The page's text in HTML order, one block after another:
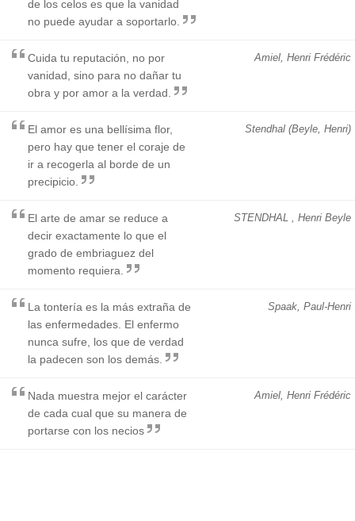
de los celos es que la vanidad
no puede ayudar a soportarlo.
Amiel, Henri Frédéric
Cuida tu reputación, no por
vanidad, sino para no dañar tu
obra y por amor a la verdad.
Stendhal (Beyle, Henri)
El amor es una bellísima flor,
pero hay que tener el coraje de
ir a recogerla al borde de un
precipicio.
STENDHAL , Henri Beyle
El arte de amar se reduce a
decir exactamente lo que el
grado de embriaguez del
momento requiera.
Spaak, Paul-Henri
La tontería es la más extraña de
las enfermedades. El enfermo
nunca sufre, los que de verdad
la padecen son los demás.
Amiel, Henri Frédéric
Nada muestra mejor el carácter
de cada cual que su manera de
portarse con los necios